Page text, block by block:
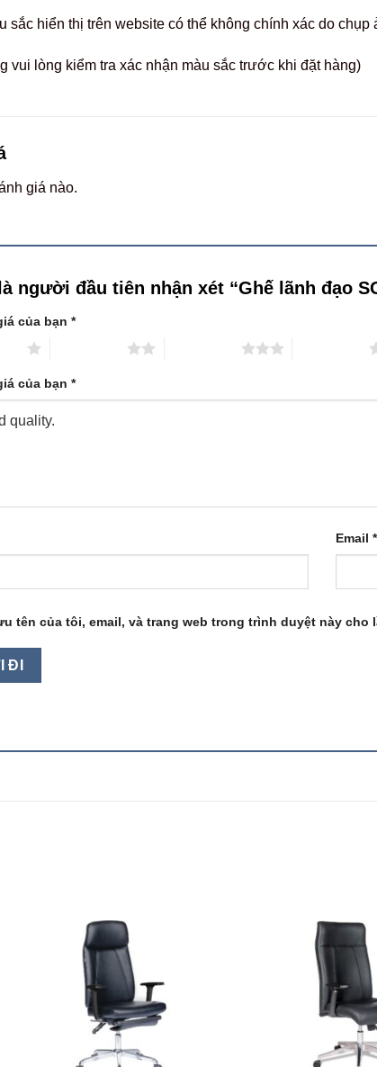
sắc hiển thị trên website có thể không chính xác do chụp
vui lòng kiểm tra xác nhận màu sắc trước khi đặt hàng)
giá nào.
người đầu tiên nhận xét “Ghế lãnh đạo
của bạn *
của bạn *
Email *
tên của tôi, email, và trang web trong trình duyệt này cho